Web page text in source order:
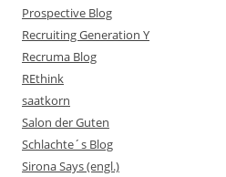
Prospective Blog
Recruiting Generation Y
Recruma Blog
REthink
saatkorn
Salon der Guten
Schlachte´s Blog
Sirona Says (engl.)